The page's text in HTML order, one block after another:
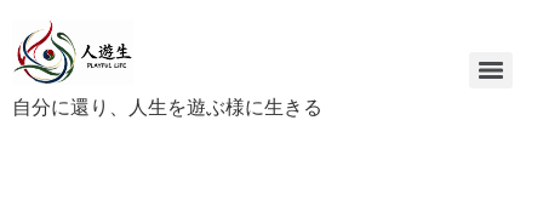
自分に還り、人生を遊ぶ様に生きる